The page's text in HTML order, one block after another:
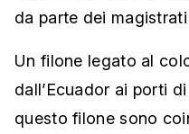
da parte dei
Un filone legato al
dall’Ecuador ai porti
questo filone sono